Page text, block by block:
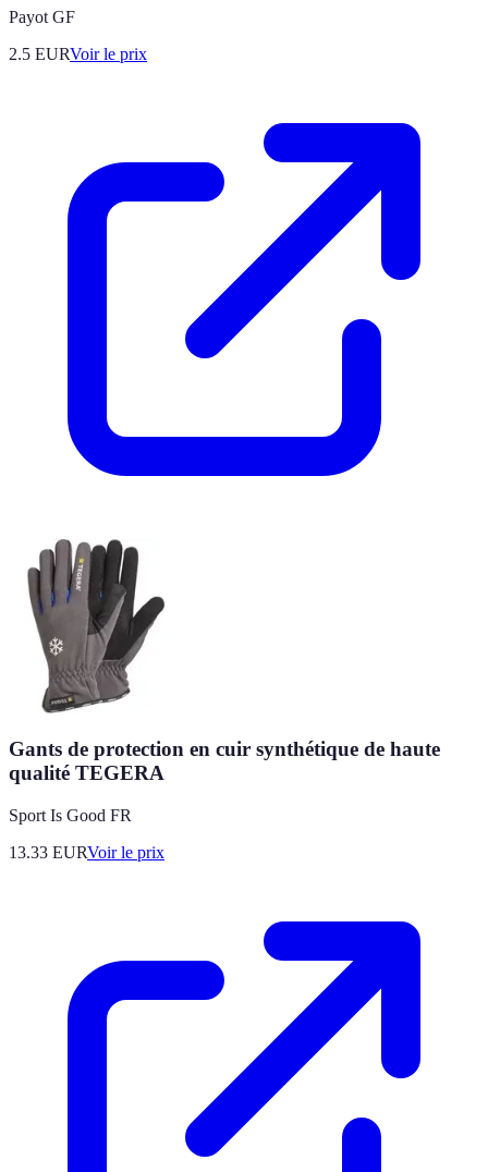
Payot GF
2.5 EURVoir le prix
Gants de protection en cuir synthétique de haute
qualité TEGERA
Sport Is Good FR
13.33 EURVoir le prix